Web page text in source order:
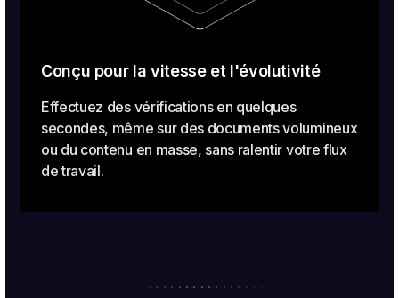
Conçu pour la vitesse et l'évolutivité
Effectuez des vérifications en quelques
secondes, même sur des documents volumineux
ou du contenu en masse, sans ralentir votre flux
de travail.